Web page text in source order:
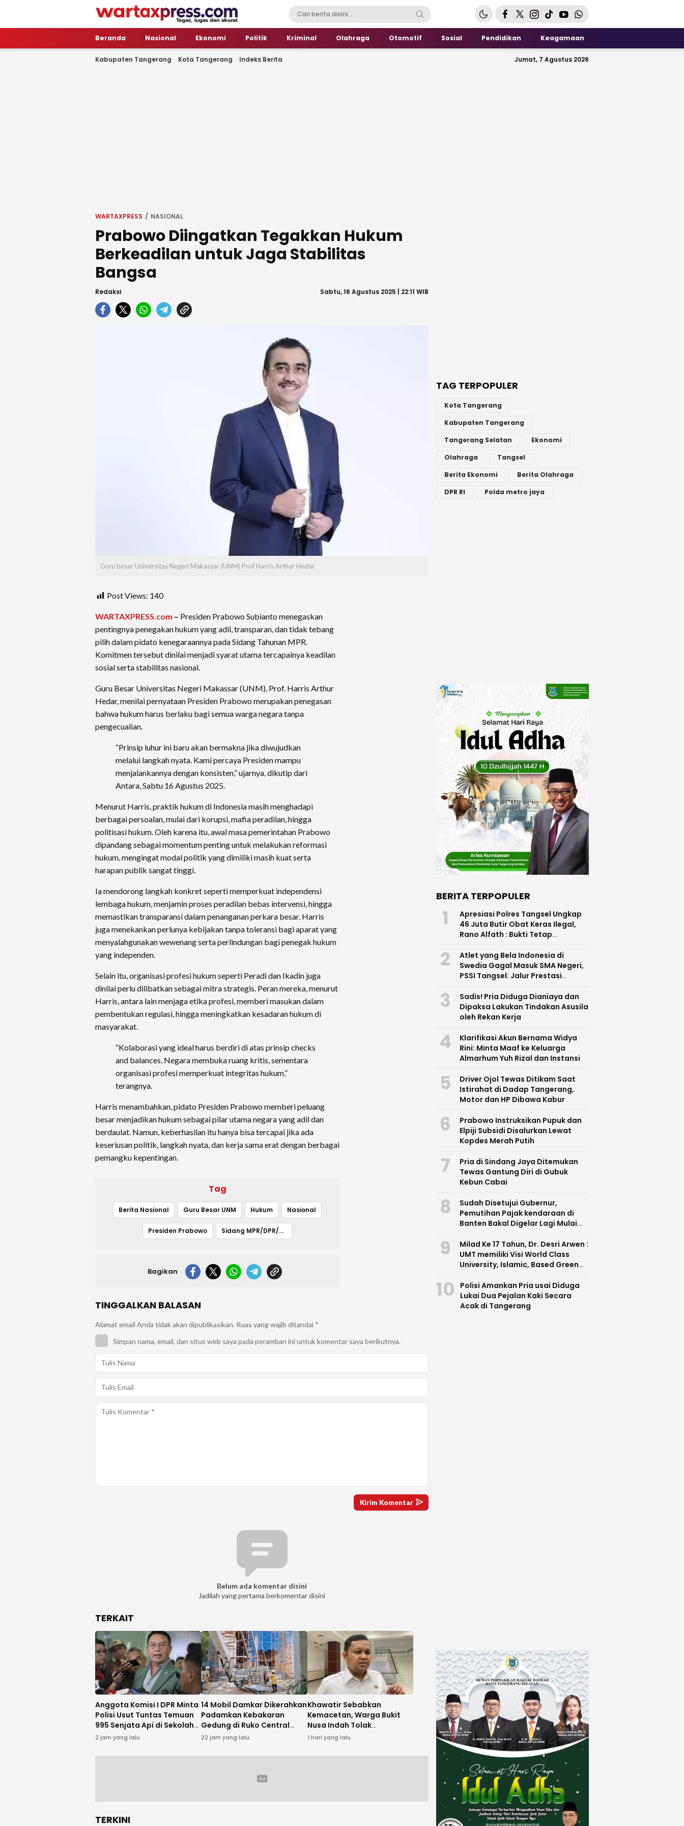
WartaXpress
Tegas, Lugas dan Akurat
Beranda Nasional Ekonomi Politik Kriminal Olahraga Otomotif Sosial Pendidikan Keagamaan
Kabupaten Tangerang Kota Tangerang Indeks Berita Jumat, 7 Agustus 2026
WARTAXPRESS NASIONAL
Prabowo Diingatkan Tegakkan Hukum
Berkeadilan untuk Jaga Stabilitas
Bangsa
Redaksi Sabtu, 16 Agustus 2025 | 22:11 WIB
Guru besar Universitas Negeri Makassar (UNM) Prof Harris Arthur Hedar.
Post Views: 140
WARTAXPRESS.com – Presiden Prabowo Subianto menegaskan
pentingnya penegakan hukum yang adil, transparan, dan tidak tebang
pilih dalam pidato kenegaraannya pada Sidang Tahunan MPR.
Komitmen tersebut dinilai menjadi syarat utama tercapainya keadilan
sosial serta stabilitas nasional.
Guru Besar Universitas Negeri Makassar (UNM), Prof. Harris Arthur
Hedar, menilai pernyataan Presiden Prabowo merupakan penegasan
bahwa hukum harus berlaku bagi semua warga negara tanpa
pengecualian.
“Prinsip luhur ini baru akan bermakna jika diwujudkan
melalui langkah nyata. Kami percaya Presiden mampu
menjalankannya dengan konsisten,” ujarnya, dikutip dari
Antara, Sabtu 16 Agustus 2025.
Menurut Harris, praktik hukum di Indonesia masih menghadapi
berbagai persoalan, mulai dari korupsi, mafia peradilan, hingga
politisasi hukum. Oleh karena itu, awal masa pemerintahan Prabowo
dipandang sebagai momentum penting untuk melakukan reformasi
hukum, mengingat modal politik yang dimiliki masih kuat serta
harapan publik sangat tinggi.
Ia mendorong langkah konkret seperti memperkuat independensi
lembaga hukum, menjamin proses peradilan bebas intervensi, hingga
memastikan transparansi dalam penanganan perkara besar. Harris
juga menekankan perlunya kebijakan tanpa toleransi bagi aparat yang
menyalahgunakan wewenang serta perlindungan bagi penegak hukum
yang independen.
Selain itu, organisasi profesi hukum seperti Peradi dan Ikadin juga
dinilai perlu dilibatkan sebagai mitra strategis. Peran mereka, menurut
Harris, antara lain menjaga etika profesi, memberi masukan dalam
pembentukan regulasi, hingga meningkatkan kesadaran hukum di
masyarakat.
“Kolaborasi yang ideal harus berdiri di atas prinsip checks
and balances. Negara membuka ruang kritis, sementara
organisasi profesi memperkuat integritas hukum,”
terangnya.
Harris menambahkan, pidato Presiden Prabowo memberi peluang
besar menjadikan hukum sebagai pilar utama negara yang adil dan
berdaulat. Namun, keberhasilan itu hanya bisa tercapai jika ada
keseriusan politik, langkah nyata, dan kerja sama erat dengan berbagai
pemangku kepentingan.
Tag
Berita Nasional Guru Besar UNM Hukum Nasional
Presiden Prabowo Sidang MPR/DPR/DPD
Bagikan
TINGGALKAN BALASAN
Alamat email Anda tidak akan dipublikasikan. Ruas yang wajib ditandai *
Simpan nama, email, dan situs web saya pada peramban ini untuk komentar saya berikutnya.
Belum ada komentar disini
Jadilah yang pertama berkomentar disini
TERKAIT
Anggota Komisi I DPR Minta
Polisi Usut Tuntas Temuan
995 Senjata Api di Sekolah
Swasta Jaksel
2 jam yang lalu
14 Mobil Damkar Dikerahkan
Padamkan Kebakaran
Gedung di Ruko Central
Cikini
22 jam yang lalu
Khawatir Sebabkan
Kemacetan, Warga Bukit
Nusa Indah Tolak
Pembangunan SMPN 25
1 hari yang lalu
TERKINI
TAG TERPOPULER
Kota Tangerang
Kabupaten Tangerang
Tangerang Selatan
Ekonomi
Olahraga
Tangsel
Berita Ekonomi
Berita Olahraga
DPR RI
Polda metro jaya
BERITA TERPOPULER
1
Apresiasi Polres Tangsel Ungkap
46 Juta Butir Obat Keras Ilegal,
Rano Alfath : Bukti Tetap
2
Atlet yang Bela Indonesia di
Swedia Gagal Masuk SMA Negeri,
PSSI Tangsel: Jalur Prestasi
3
Sadis! Pria Diduga Dianiaya dan
Dipaksa Lakukan Tindakan Asusila
oleh Rekan Kerja
4
Klarifikasi Akun Bernama Widya
Rini: Minta Maaf ke Keluarga
Almarhum Yuh Rizal dan Instansi
5
Driver Ojol Tewas Ditikam Saat
Istirahat di Dadap Tangerang,
Motor dan HP Dibawa Kabur
6
Prabowo Instruksikan Pupuk dan
Elpiji Subsidi Disalurkan Lewat
Kopdes Merah Putih
7
Pria di Sindang Jaya Ditemukan
Tewas Gantung Diri di Gubuk
Kebun Cabai
8
Sudah Disetujui Gubernur,
Pemutihan Pajak kendaraan di
Banten Bakal Digelar Lagi Mulai
9
Milad Ke 17 Tahun, Dr. Desri Arwen :
UMT memiliki Visi World Class
University, Islamic, Based Green
Unggul di Banten
10
Polisi Amankan Pria usai Diduga
Lukai Dua Pejalan Kaki Secara
Acak di Tangerang